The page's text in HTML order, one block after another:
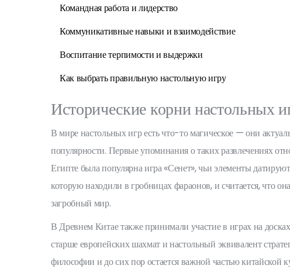
Командная работа и лидерство
Коммуникативные навыки и взаимодействие
Воспитание терпимости и выдержки
Как выбрать правильную настольную игру
Исторические корни настольных
В мире настольных игр есть что-то магическое — они
популярности. Первые упоминания о таких развлечениях
Египте была популярна игра «Сенет», чьи элементы
которую находили в гробницах фараонов, и считается, что
загробный мир.
В Древнем Китае также принимали участие в играх на
старше европейских шахмат и настольный эквивалент
философии и до сих пор остается важной частью китайской